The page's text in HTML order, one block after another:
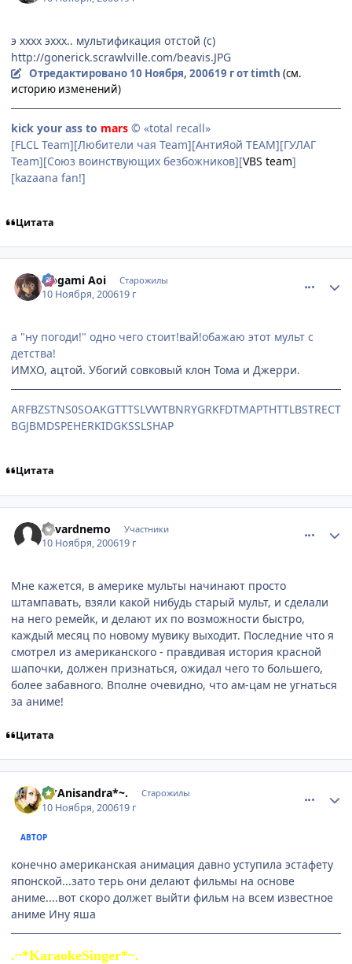
э хххх эххх.. мультификация отстой (с)
http://gonerick.scrawlville.com/beavis.JPG
Отредактировано 10 Ноября, 200619 гот timth (см.
историю изменений)
kick your ass to mars © «total recall»
[FLCL Team][Любители чая Team][АнтиЯой TEAM][ГУЛАГ
Team][Союз воинствующих безбожников][VBS team]
[kazaana fan!]
Цитата
Nogami Aoi Старожилы
10 Ноября, 200619 г
а "ну погоди!" одно чего стоит!вай!обажаю этот мульт с
детства!
ИМХО, ацтой. Убогий совковый клон Тома и Джерри.
ARFBZSTNS0SOAKGTTTSLVWTBNRYGRKFDTMAPTHTTLBSTRECT
BGJBMDSPEHERKIDGKSSLSHAP
Цитата
edvardnemo Участники
10 Ноября, 200619 г
Мне кажется, в америке мульты начинают просто
штампавать, взяли какой нибудь старый мульт, и сделали
на него ремейк, и делают их по возможности быстро,
каждый месяц по новому мувику выходит. Последние что я
смотрел из американского - правдивая история красной
шапочки, должен признаться, ожидал чего то большего,
более забавного. Вполне очевидно, что ам-цам не угнаться
за аниме!
Цитата
.~*Anisandra*~. Старожилы
10 Ноября, 200619 г
АВТОР
конечно американская анимация давно уступила эстафету
японской...зато терь они делают фильмы на основе
аниме....вот скоро должет выйти фильм на всем известное
аниме Ину яша
.~*KaraokeSinger*~.